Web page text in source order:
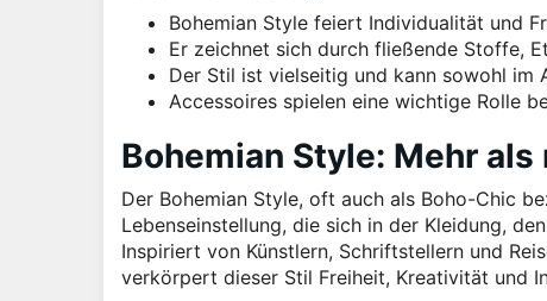
Bohemian Style feiert Individualität und
Er zeichnet sich durch fließende Stoffe,
Der Stil ist vielseitig und kann sowohl im
Accessoires spielen eine wichtige Rolle
Bohemian Style: Mehr als
Der Bohemian Style, oft auch als Boho-Chic
Lebenseinstellung, die sich in der Kleidung,
Inspiriert von Künstlern, Schriftstellern und
verkörpert dieser Stil Freiheit, Kreativität und